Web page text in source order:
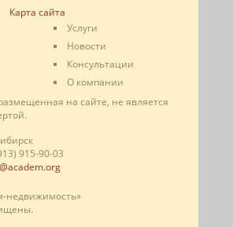
Карта сайта
Услуги
Новости
Консультации
О компании
на сайте, не является
915-90-03
недвижимость»